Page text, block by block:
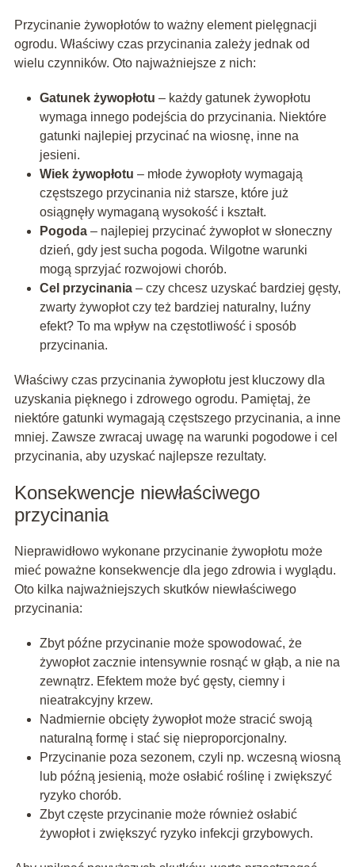
Przycinanie żywopłotów to ważny element pielęgnacji
ogrodu. Właściwy czas przycinania zależy jednak od
wielu czynników. Oto najważniejsze z nich:
Gatunek żywopłotu – każdy gatunek żywopłotu
wymaga innego podejścia do przycinania. Niektóre
gatunki najlepiej przycinać na wiosnę, inne na
jesieni.
Wiek żywopłotu – młode żywopłoty wymagają
częstszego przycinania niż starsze, które już
osiągnęły wymaganą wysokość i kształt.
Pogoda– najlepiej przycinać żywopłot w słoneczny
dzień, gdy jest sucha pogoda. Wilgotne warunki
mogą sprzyjać rozwojowi chorób.
Cel przycinania– czy chcesz uzyskać bardziej gęsty,
zwarty żywopłot czy też bardziej naturalny, luźny
efekt? To ma wpływ na częstotliwość i sposób
przycinania.
Właściwy czas przycinania żywopłotu jest kluczowy dla
uzyskania pięknego i zdrowego ogrodu. Pamiętaj, że
niektóre gatunki wymagają częstszego przycinania, a inne
mniej. Zawsze zwracaj uwagę na warunki pogodowe i cel
przycinania, aby uzyskać najlepsze rezultaty.
Konsekwencje niewłaściwego
przycinania
Nieprawidłowo wykonane przycinanie żywopłotu może
mieć poważne konsekwencje dla jego zdrowia i wyglądu.
Oto kilka najważniejszych skutków niewłaściwego
przycinania:
Zbyt późne przycinanie może spowodować, że
żywopłot zacznie intensywnie rosnąć w głąb, a nie na
zewnątrz. Efektem może być gęsty, ciemny i
nieatrakcyjny krzew.
Nadmiernie obcięty żywopłot może stracić swoją
naturalną formę i stać się nieproporcjonalny.
Przycinanie poza sezonem, czyli np. wczesną wiosną
lub późną jesienią, może osłabić roślinę i zwiększyć
ryzyko chorób.
Zbyt częste przycinanie może również osłabić
żywopłot i zwiększyć ryzyko infekcji grzybowych.